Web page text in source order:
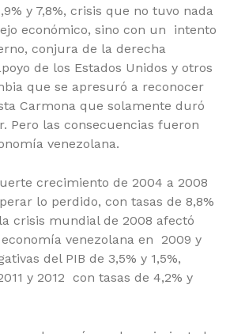
y 7,8%, crisis que no tuvo nada
económico, sino con un intento
conjura de la derecha
de los Estados Unidos y otros
que se apresuró a reconocer
Carmona que solamente duró
Pero las consecuencias fueron
venezolana.
crecimiento de 2004 a 2008
lo perdido, con tasas de 8,8%
crisis mundial de 2008 afectó
venezolana en 2009 y
del PIB de 3,5% y 1,5%,
y 2012 con tasas de 4,2% y